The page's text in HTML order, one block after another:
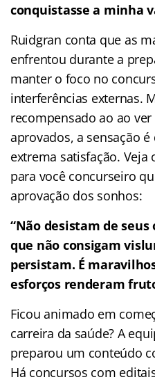
conquistasse a minha
Ruidgran conta que as
enfrentou durante a
manter o foco no
interferências externas.
recompensado ao ao
aprovados, a sensação
extrema satisfação. Veja
para você concurseiro
aprovação dos sonhos:
“Não desistam de
que não consigam
persistam. É
esforços renderam
Ficou animado em
carreira da saúde? A
preparou um conteúdo
Há concursos com